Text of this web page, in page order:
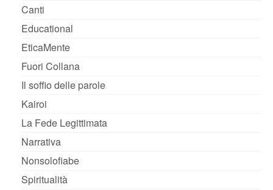
Canti
Educational
EticaMente
Fuori Collana
Il soffio delle parole
Kairoi
La Fede Legittimata
Narrativa
Nonsolofiabe
Spiritualità